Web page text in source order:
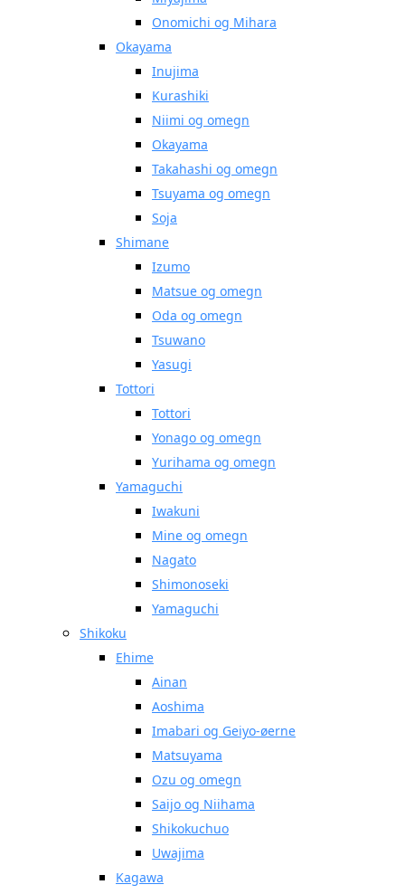
Onomichi og Mihara
Okayama
Inujima
Kurashiki
Niimi og omegn
Okayama
Takahashi og omegn
Tsuyama og omegn
Soja
Shimane
Izumo
Matsue og omegn
Oda og omegn
Tsuwano
Yasugi
Tottori
Tottori
Yonago og omegn
Yurihama og omegn
Yamaguchi
Iwakuni
Mine og omegn
Nagato
Shimonoseki
Yamaguchi
Shikoku
Ehime
Ainan
Aoshima
Imabari og Geiyo-øerne
Matsuyama
Ozu og omegn
Saijo og Niihama
Shikokuchuo
Uwajima
Kagawa